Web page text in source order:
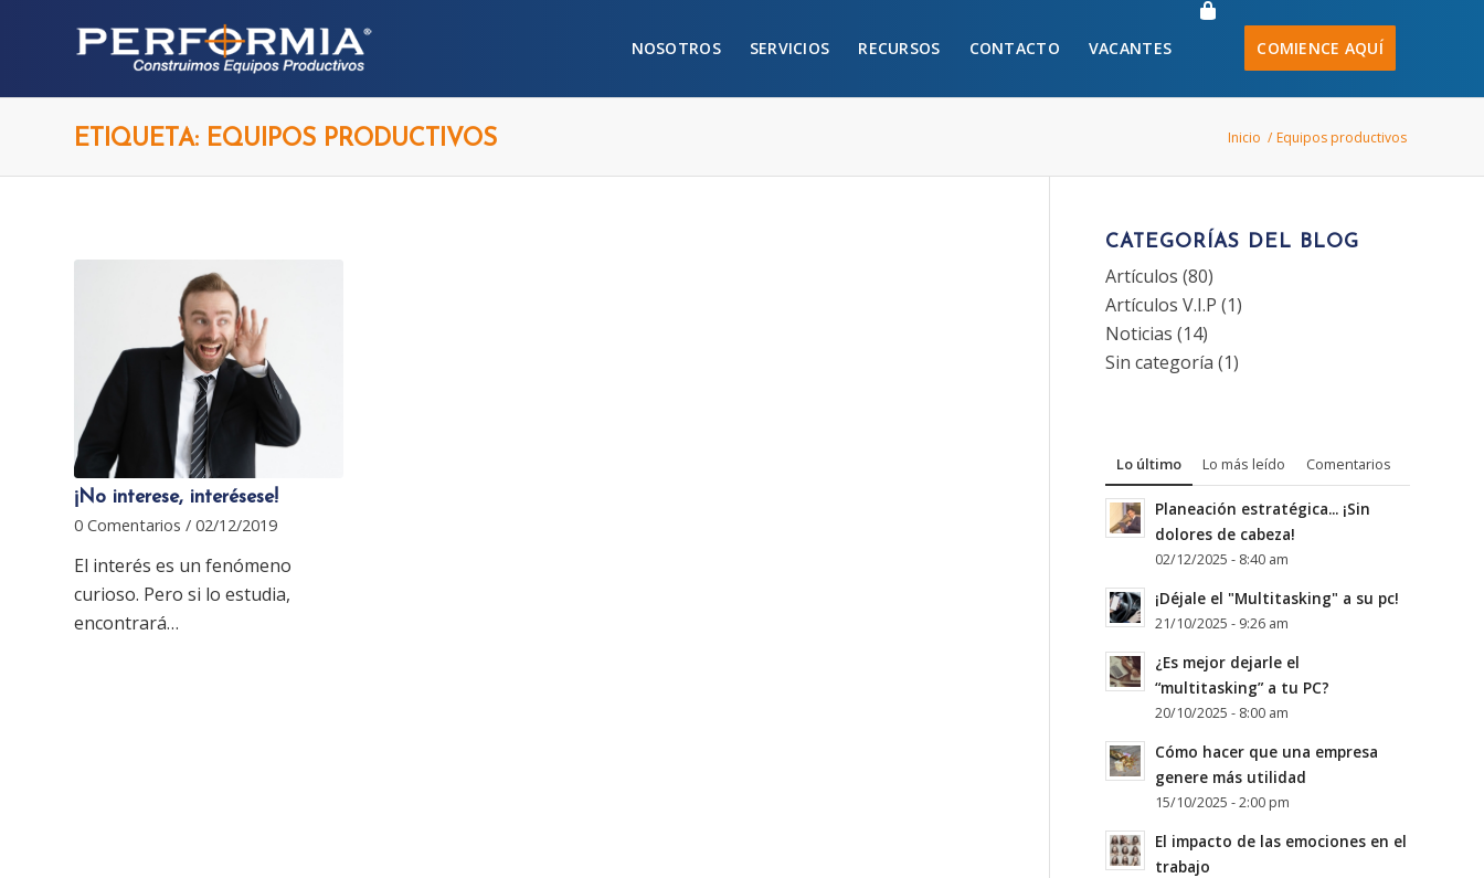
NOSOTROS SERVICIOS RECURSOS CONTACTO VACANTES COMIENCE AQUÍ
ETIQUETA: EQUIPOS PRODUCTIVOS Inicio / Equipos productivos
¡No interese, interésese!
0 Comentarios / 02/12/2019
El interés es un fenómeno
curioso. Pero si lo estudia,
encontrará…
CATEGORÍAS DEL BLOG
Artículos (80)
Artículos V.I.P (1)
Noticias (14)
Sin categoría (1)
Lo último Lo más leído Comentarios
Planeación estratégica... ¡Sin
dolores de cabeza!
02/12/2025 - 8:40 am
¡Déjale el "Multitasking" a su pc!
21/10/2025 - 9:26 am
¿Es mejor dejarle el
“multitasking” a tu PC?
20/10/2025 - 8:00 am
Cómo hacer que una empresa
genere más utilidad
15/10/2025 - 2:00 pm
El impacto de las emociones en el
trabajo